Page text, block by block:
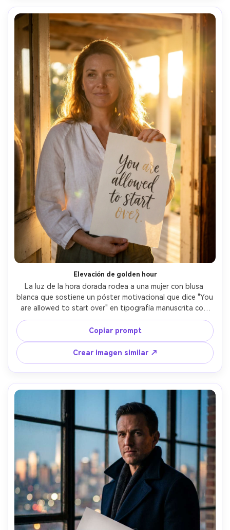
Elevación de golden hour
La luz de la hora dorada rodea a una mujer con blusa
blanca que sostiene un póster motivacional que dice "You
are allowed to start over" en tipografía manuscrita con
detalles dorados minimalistas, fotografiada en una
entrada con destello de sol, Sony A7IV, 50mm f/1.4, plano
medio vertical, ambiente esperanzador, textura de piel
realista, sombras naturales, gradación de color cálida, alta
resolución --ar 4:5
Copiar prompt
Crear imagen similar ↗